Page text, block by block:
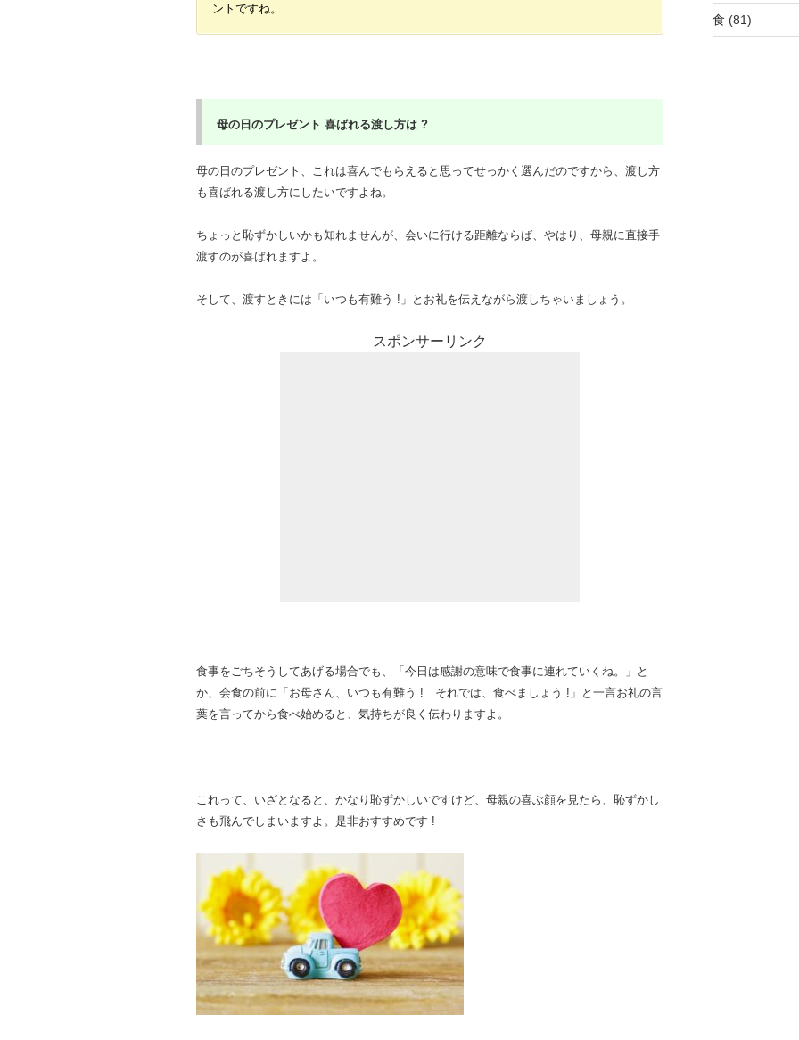
ントですね。
母の日のプレゼント 喜ばれる渡し方は ?
母の日のプレゼント、これは喜んでもらえると思ってせっかく選んだのですから、渡し方
も喜ばれる渡し方にしたいですよね。
ちょっと恥ずかしいかも知れませんが、会いに行ける距離ならば、やはり、母親に直接手
渡すのが喜ばれますよ。
そして、渡すときには「いつも有難う !」とお礼を伝えながら渡しちゃいましょう。
スポンサーリンク
食事をごちそうしてあげる場合でも、「今日は感謝の意味で食事に連れていくね。」と
か、会食の前に「お母さん、いつも有難う ! それでは、食べましょう !」と一言お礼の言
葉を言ってから食べ始めると、気持ちが良く伝わりますよ。
これって、いざとなると、かなり恥ずかしいですけど、母親の喜ぶ顔を見たら、恥ずかし
さも飛んでしまいますよ。是非おすすめです !
食 (81)